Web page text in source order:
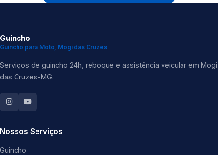
Guincho
Guincho para Moto, Mogi das Cruzes
Serviços de guincho 24h, reboque e assistência veicular em Mogi
das Cruzes-MG.
Nossos Serviços
Guincho